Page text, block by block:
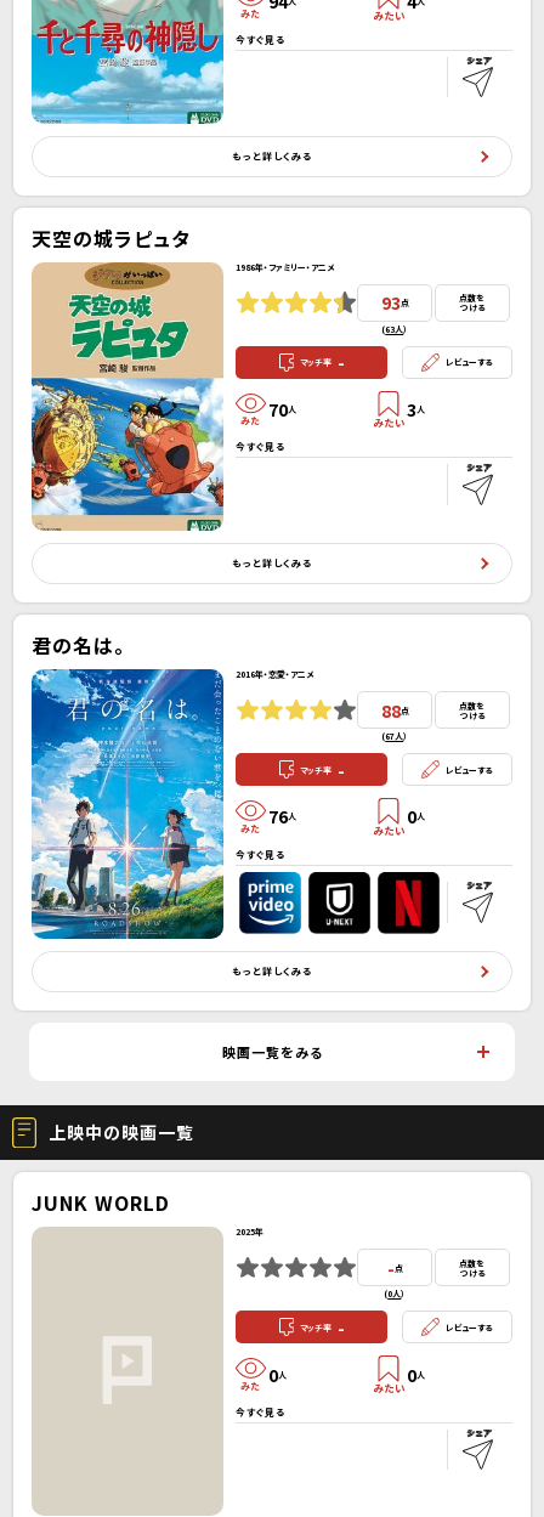
今すぐ見る
もっと詳しくみる
天空の城ラピュタ
1986年・ファミリー・アニメ
93点
(63人）
点数を
つける
マッチ率 - レビューする
70人 3人
今すぐ見る
もっと詳しくみる
君の名は。
2016年・恋愛・アニメ
88点
(67人）
点数を
つける
マッチ率 - レビューする
76人 0人
今すぐ見る
もっと詳しくみる
映画一覧をみる
上映中の映画一覧
JUNK WORLD
2025年
- 点
(0人）
点数を
つける
マッチ率 - レビューする
0人 0人
今すぐ見る